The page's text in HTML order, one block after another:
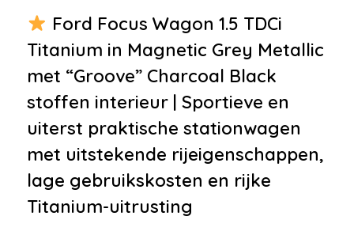
• Metaalkleur
•Mistlampen voor
Parkeer assistent
• Parkeersensor voor en achter
•Afdekhoes
Buitenspiegels in
carrosseriekleur
•Buitenspiegels verwarmbaar
Bumpers in carrosseriekleur
Ford Focus Wagon 1.5 TDCi
Titanium in Magnetic Grey Metallic
met “Groove” Charcoal Black
stoffen interieur | Sportieve en
uiterst praktische stationwagen
met uitstekende rijeigenschappen,
lage gebruikskosten en rijke
Titanium-uitrusting